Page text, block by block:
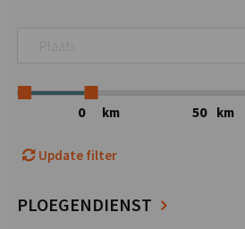
km km
Update filter
PLOEGENDIENST